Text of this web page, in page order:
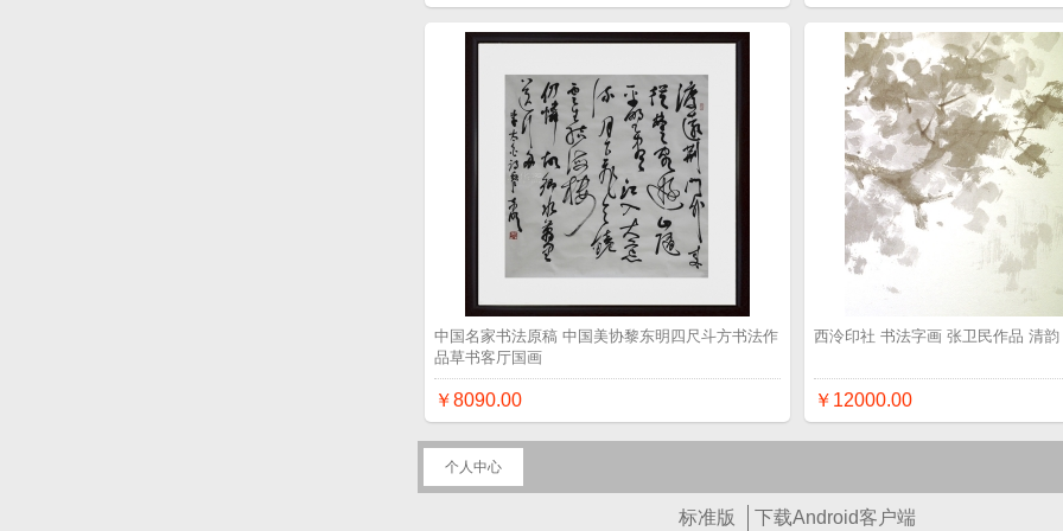
中国名家书法原稿 中国美协黎东明四尺斗方书法作
品草书客厅国画
￥8090.00
西泠印社 书法字画 张卫民作品 清韵
￥12000.00
个人中心
标准版 下载Android客户端